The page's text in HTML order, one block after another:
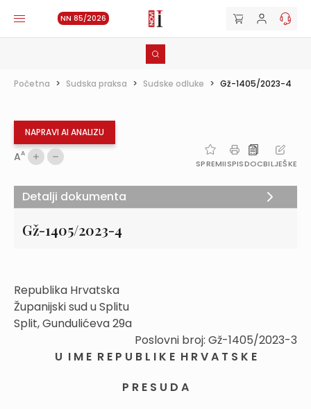
NN 85/2026
Početna > Sudska praksa > Sudske odluke > Gž-1405/2023-4
NAPRAVI AI ANALIZU
AA
SPREMIISPISDOCBILJEŠKE
Gž-1405/2023-4
Republika Hrvatska
Županijski sud u Splitu
Split, Gundulićeva 29a
Poslovni broj: Gž-1405/2023-3
U I M E R E P U B L I K E H R V A T S K E
P R E S U D A
Detalji dokumenta